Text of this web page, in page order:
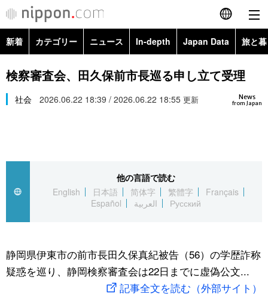
English
简体字
繁體字
العربية
社会
旅と暮らし
新着 カテゴリー ニュース In-depth Japan Data 旅と
政治・外交
経済・ビジネス
社会
文化
科学・技術
暮らし
Topics
Images
お知らせ
検察審査会、田久保前市長巡る申し立て受理
News
from Japan
社会 2026.06.22 18:39 / 2026.06.22 18:55 更新
他の言語で読む
English
日本語 简体字 繁體字
Français
Español
العربية Русский
静岡県伊東市の前市長田久保真紀被告（56）の学歴詐称
疑惑を巡り、静岡検察審査会は22日までに虚偽公文...
記事全文を読む（外部サイト）